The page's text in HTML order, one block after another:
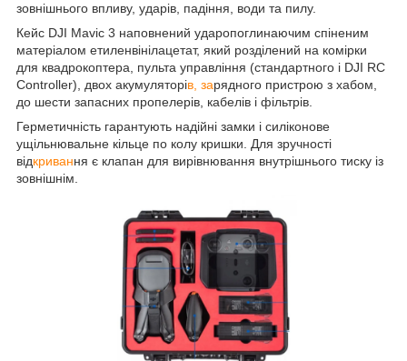
зовнішнього впливу, ударів, падіння, води та пилу.
Кейс DJI Mavic 3 наповнений ударопоглинаючим спіненим
матеріалом етиленвінілацетат, який розділений на комірки
для квадрокоптера, пульта управління (стандартного і DJI RC
Controller), двох акумуляторів, зарядного пристрою з хабом,
до шести запасних пропелерів, кабелів і фільтрів.
Герметичність гарантують надійні замки і силіконове
ущільнювальне кільце по колу кришки. Для зручності
відкривання є клапан для вирівнювання внутрішнього тиску із
зовнішнім.